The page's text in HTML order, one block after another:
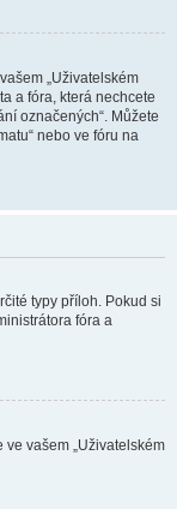
„Uživatelském
a fóra, která nechcete
označených“. Můžete
nebo ve fóru na
typy příloh. Pokud si
fóra a
vašem „Uživatelském